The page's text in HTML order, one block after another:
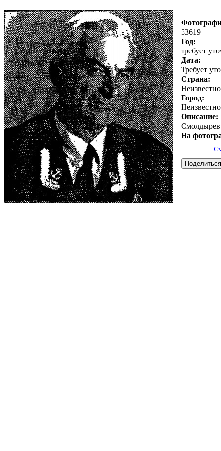
33619
Год:
требует
Дата:
Требует
Страна:
Неизвестно
Город:
Неизвестно
Описание:
На